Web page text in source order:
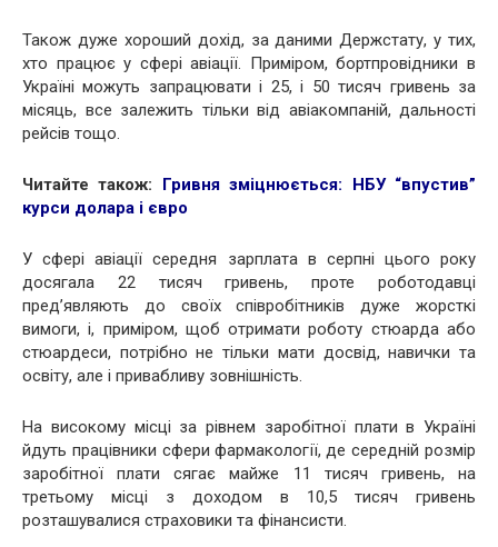
Також дуже хороший дохід, за даними Держстату, у тих,
хто працює у сфері авіації. Приміром, бортпровідники в
Україні можуть запрацювати і 25, і 50 тисяч гривень за
місяць, все залежить тільки від авіакомпаній, дальності
рейсів тощо.
Читайте також: Гривня зміцнюється: НБУ “впустив”
курси долара і євро
У сфері авіації середня зарплата в серпні цього року
досягала 22 тисяч гривень, проте роботодавці
пред’являють до своїх співробітників дуже жорсткі
вимоги, і, приміром, щоб отримати роботу стюарда або
стюардеси, потрібно не тільки мати досвід, навички та
освіту, але і привабливу зовнішність.
На високому місці за рівнем заробітної плати в Україні
йдуть працівники сфери фармакології, де середній розмір
заробітної плати сягає майже 11 тисяч гривень, на
третьому місці з доходом в 10,5 тисяч гривень
розташувалися страховики та фінансисти.